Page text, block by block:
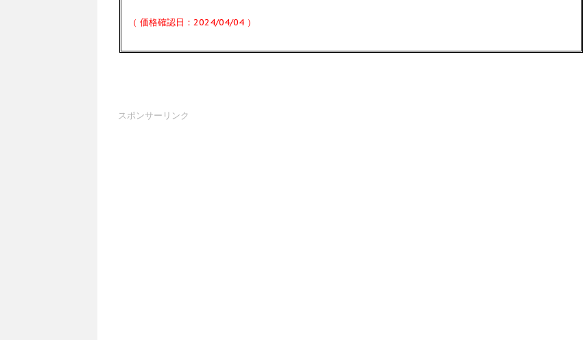
（ 価格確認日：2024/04/04 ）
スポンサーリンク